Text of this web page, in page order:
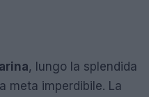
, lungo la splendida
meta imperdibile. La